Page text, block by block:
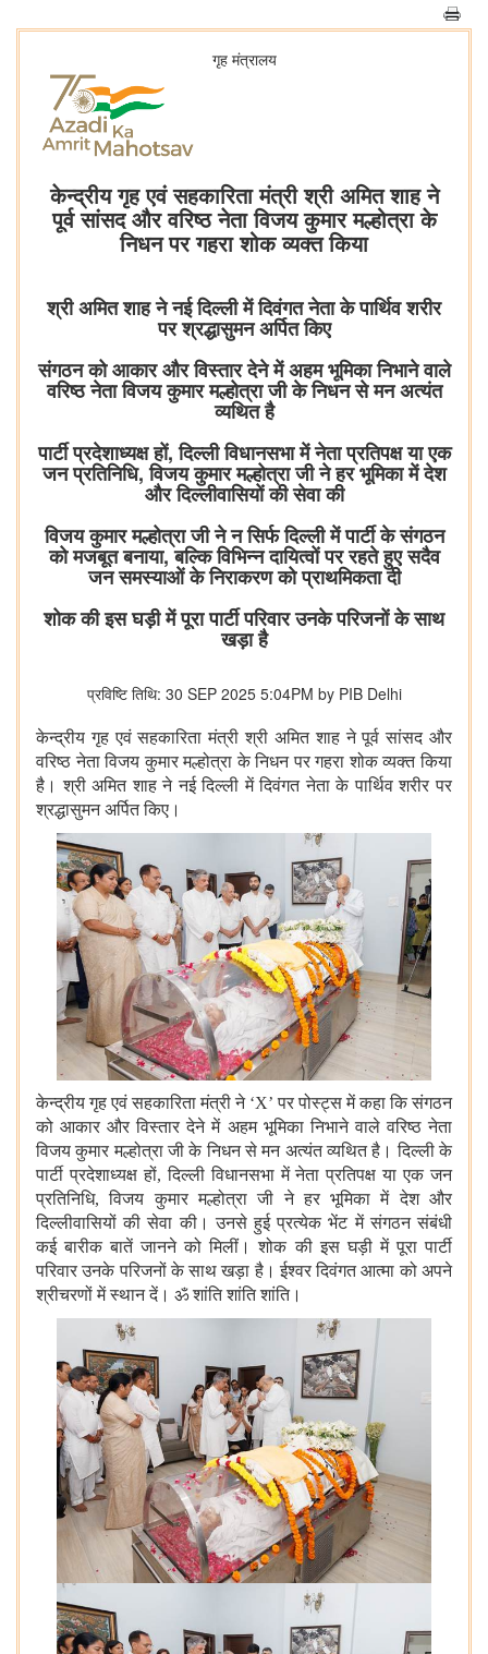
गृह मंत्रालय
केन्द्रीय गृह एवं सहकारिता मंत्री श्री अमित शाह ने
पूर्व सांसद और वरिष्ठ नेता विजय कुमार मल्होत्रा के
निधन पर गहरा शोक व्यक्त किया
श्री अमित शाह ने नई दिल्ली में दिवंगत नेता के पार्थिव शरीर
पर श्रद्धासुमन अर्पित किए
संगठन को आकार और विस्तार देने में अहम भूमिका निभाने वाले
वरिष्ठ नेता विजय कुमार मल्होत्रा जी के निधन से मन अत्यंत
व्यथित है
पार्टी प्रदेशाध्यक्ष हों, दिल्ली विधानसभा में नेता प्रतिपक्ष या एक
जन प्रतिनिधि, विजय कुमार मल्होत्रा जी ने हर भूमिका में देश
और दिल्लीवासियों की सेवा की
विजय कुमार मल्होत्रा जी ने न सिर्फ दिल्ली में पार्टी के संगठन
को मजबूत बनाया, बल्कि विभिन्न दायित्वों पर रहते हुए सदैव
जन समस्याओं के निराकरण को प्राथमिकता दी
शोक की इस घड़ी में पूरा पार्टी परिवार उनके परिजनों के साथ
खड़ा है
प्रविष्टि तिथि: 30 SEP 2025 5:04PM by PIB Delhi
केन्द्रीय गृह एवं सहकारिता मंत्री श्री अमित शाह ने पूर्व सांसद और
वरिष्ठ नेता विजय कुमार मल्होत्रा के निधन पर गहरा शोक व्यक्त किया
है। श्री अमित शाह ने नई दिल्ली में दिवंगत नेता के पार्थिव शरीर पर
श्रद्धासुमन अर्पित किए।
केन्द्रीय गृह एवं सहकारिता मंत्री ने ‘X’ पर पोस्ट्स में कहा कि संगठन
को आकार और विस्तार देने में अहम भूमिका निभाने वाले वरिष्ठ नेता
विजय कुमार मल्होत्रा जी के निधन से मन अत्यंत व्यथित है। दिल्ली के
पार्टी प्रदेशाध्यक्ष हों, दिल्ली विधानसभा में नेता प्रतिपक्ष या एक जन
प्रतिनिधि, विजय कुमार मल्होत्रा जी ने हर भूमिका में देश और
दिल्लीवासियों की सेवा की। उनसे हुई प्रत्येक भेंट में संगठन संबंधी
कई बारीक बातें जानने को मिलीं। शोक की इस घड़ी में पूरा पार्टी
परिवार उनके परिजनों के साथ खड़ा है। ईश्वर दिवंगत आत्मा को अपने
श्रीचरणों में स्थान दें। ॐ शांति शांति शांति।